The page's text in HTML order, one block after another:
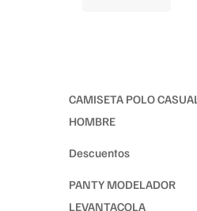
CAMISETA POLO CASUAL
HOMBRE
Descuentos
PANTY MODELADOR
LEVANTACOLA